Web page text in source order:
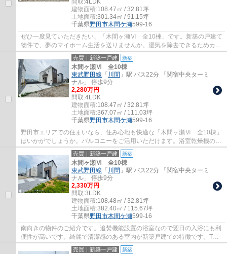
間取:4LDK
建物面積:108.47㎡ / 32.81坪
土地面積:301.34㎡ / 91.15坪
千葉県野田市木間ケ瀬599-16
ぜひ一度見ていただきたい、「木間ヶ瀬Ⅵ 全10棟」です。新築の戸建て
物件で、夢のマイホーム生活を送りませんか。湿気を除去できるためカビ
や雑菌などの発生が抑えられる、浴室乾燥機...
売買｜新築一戸建 新築
木間ヶ瀬Ⅵ 全10棟
東武野田線 「 川間 」駅 バス22分 「関宿中央ターミ
ナル」 停歩9分
2,280万円
間取:4LDK
建物面積:108.47㎡ / 32.81坪
土地面積:367.07㎡ / 111.03坪
千葉県野田市木間ケ瀬599-16
野田市エリアでの住まいなら、住み心地も快適な「木間ヶ瀬Ⅵ 全10棟」
はいかがでしょうか。バルコニーをご活用いただけます。浴室乾燥機のあ
るお風呂場は洗濯物を干すときにも便利です...
売買｜新築一戸建 新築
木間ヶ瀬Ⅵ 全10棟
東武野田線 「 川間 」駅 バス22分 「関宿中央ターミ
ナル」 停歩9分
2,330万円
間取:3LDK
建物面積:108.48㎡ / 32.81坪
土地面積:382.40㎡ / 115.67坪
千葉県野田市木間ケ瀬599-16
南向きの物件のご紹介です。追焚機能設置の浴室なので翌日の入浴にも利
便性が高いです。綺麗で清潔感のある室内が新築戸建ての特徴です。TV
インターホン付きでお子様のお留守番も安心...
売買｜新築一戸建 新築